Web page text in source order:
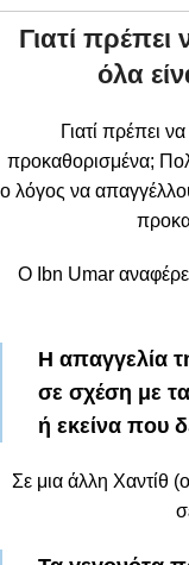
Γιατί
όλα
Γιατί πρέπει
προκαθορισμένα;
ο λόγος να
Ο Ibn Umar
Η απαγγελία
σε σχέση με
ή εκείνα που
Σε μια άλλη Χαντίθ